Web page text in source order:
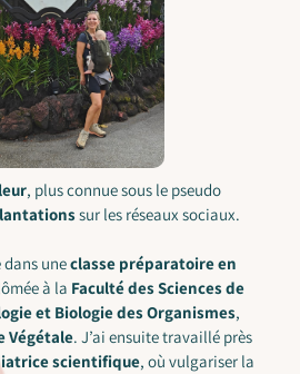
, plus connue sous le pseudo
sur les réseaux sociaux.
uneclasse préparatoire en
à la Faculté des Sciences de
et Biologie des Organismes,
Végétale. J’ai ensuite travaillé près
scientifique, où vulgariser la